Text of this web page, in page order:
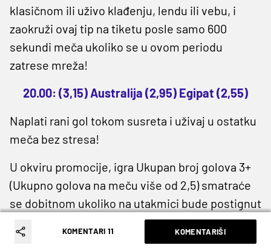
klasičnom ili uživo klađenju, lendu ili vebu, i
zaokruži ovaj tip na tiketu posle samo 600
sekundi meča ukoliko se u ovom periodu
zatrese mreža!
20.00: (3,15) Australija (2,95) Egipat (2,55)
Naplati rani gol tokom susreta i uživaj u ostatku
meča bez stresa!
U okviru promocije, igra Ukupan broj golova 3+
(Ukupno golova na meču više od 2,5) smatraće
se dobitnom ukoliko na utakmici bude postignut
gol u periodu od 00:00 do 10:00 minuta
regularnog vremena, bez obzira na konačan broj
KOMENTARI 11 KOMENTARIŠI